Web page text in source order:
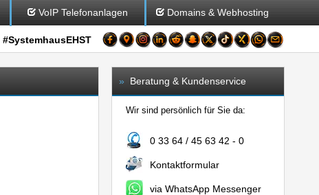
VoIP Telefonanlagen Domains & Webhosting
#SystemhausEHST
» Beratung & Kundenservice
Wir sind persönlich für Sie da:
0 33 64 / 45 63 42 - 0
Kontaktformular
via WhatsApp Messenger